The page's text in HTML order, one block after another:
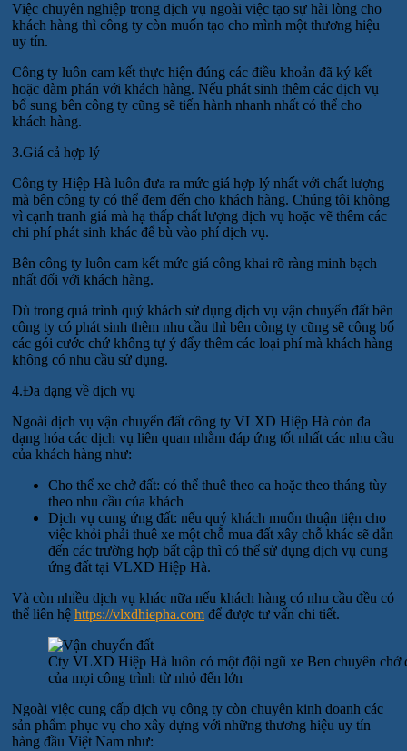
Việc chuyên nghiệp trong dịch vụ ngoài việc tạo sự hài lòng cho
khách hàng thì công ty còn muốn tạo cho mình một thương hiệu
uy tín.
Công ty luôn cam kết thực hiện đúng các điều khoản đã ký kết
hoặc đàm phán với khách hàng. Nếu phát sinh thêm các dịch vụ
bổ sung bên công ty cũng sẽ tiến hành nhanh nhất có thể cho
khách hàng.
3.Giá cả hợp lý
Công ty Hiệp Hà luôn đưa ra mức giá hợp lý nhất với chất lượng
mà bên công ty có thể đem đến cho khách hàng. Chúng tôi không
vì cạnh tranh giá mà hạ thấp chất lượng dịch vụ hoặc vẽ thêm các
chi phí phát sinh khác để bù vào phí dịch vụ.
Bên công ty luôn cam kết mức giá công khai rõ ràng minh bạch
nhất đối với khách hàng.
Dù trong quá trình quý khách sử dụng dịch vụ vận chuyển đất bên
công ty có phát sinh thêm nhu cầu thì bên công ty cũng sẽ công bố
các gói cước chứ không tự ý đẩy thêm các loại phí mà khách hàng
không có nhu cầu sử dụng.
4.Đa dạng về dịch vụ
Ngoài dịch vụ vận chuyển đất công ty VLXD Hiệp Hà còn đa
dạng hóa các dịch vụ liên quan nhằm đáp ứng tốt nhất các nhu cầu
của khách hàng như:
Cho thể xe chở đất: có thể thuê theo ca hoặc theo tháng tùy
theo nhu cầu của khách
Dịch vụ cung ứng đất: nếu quý khách muốn thuận tiện cho
việc khỏi phải thuê xe một chỗ mua đất xây chỗ khác sẽ dẫn
đến các trường hợp bất cập thì có thể sử dụng dịch vụ cung
ứng đất tại VLXD Hiệp Hà.
Và còn nhiều dịch vụ khác nữa nếu khách hàng có nhu cầu đều có
thể liên hệ https://vlxdhiepha.com để được tư vấn chi tiết.
Cty VLXD Hiệp Hà luôn có một đội ngũ xe Ben chuyên chở
của mọi công trình từ nhỏ đến lớn
Ngoài việc cung cấp dịch vụ công ty còn chuyên kinh doanh các
sản phẩm phục vụ cho xây dựng với những thương hiệu uy tín
hàng đầu Việt Nam như: